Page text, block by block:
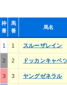
枠
番
馬
番
馬名
1 1 スルーザレイン
2 2 ドッカンキャベ
3 3 ヤングゼネラル